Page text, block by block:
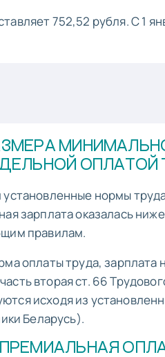
752,52 рубля. С 1
ОПЛАТОЙ
нормы
зарплата оказалась
правилам.
оплаты труда, зарплата
вторая ст. 66
исходя из
Беларусь).